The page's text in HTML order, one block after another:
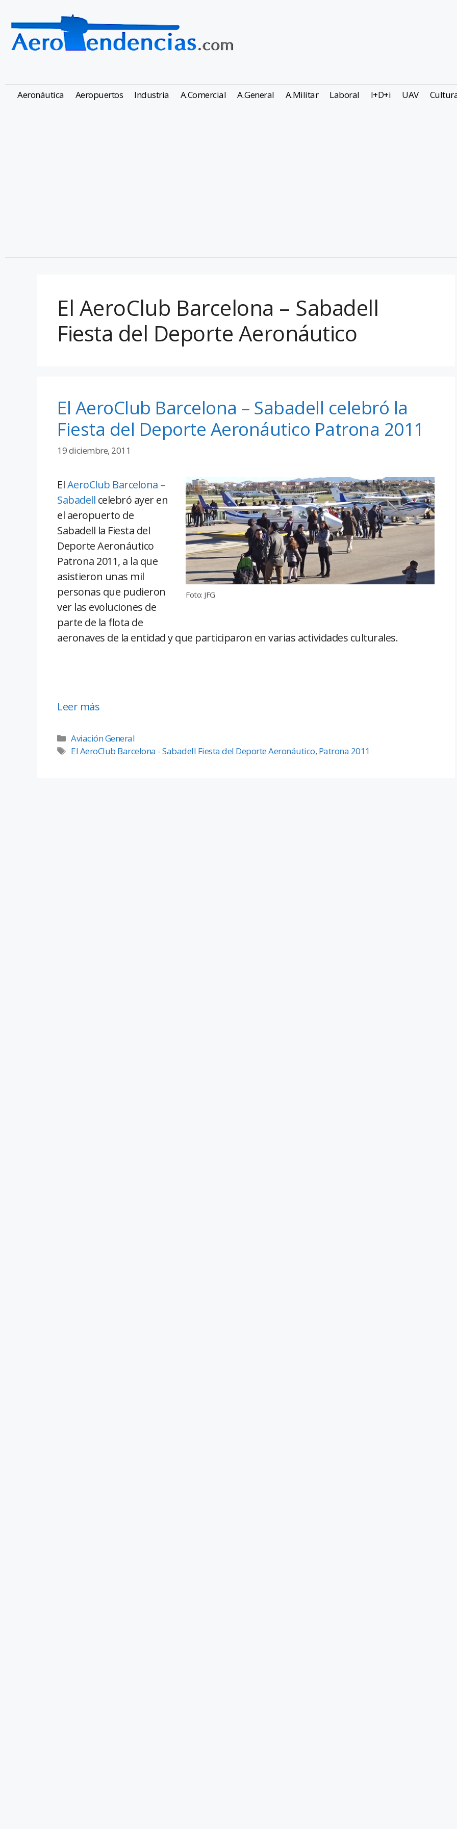
Aeronáutica Aeropuertos Industria A.Comercial A.General A.Militar Laboral I+D+i UAV
El AeroClub Barcelona – Sabadell
Fiesta del Deporte Aeronáutico
El AeroClub Barcelona – Sabadell celebró la
Fiesta del Deporte Aeronáutico Patrona 2011
19 diciembre, 2011
Foto: JFG
ElAeroClub Barcelona –
Sabadell celebró ayer en
el aeropuerto de
Sabadell la Fiesta del
Deporte Aeronáutico
Patrona 2011, a la que
asistieron unas mil
personas que pudieron
ver las evoluciones de
parte de la flota de
aeronaves de la entidad y que participaron en varias actividades culturales.
Leer más
Aviación General
El AeroClub Barcelona - Sabadell Fiesta del Deporte Aeronáutico, Patrona 2011